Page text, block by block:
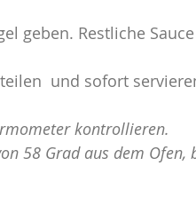
geben. Restliche
und sofort
kontrollieren.
58 Grad aus dem Ofen,